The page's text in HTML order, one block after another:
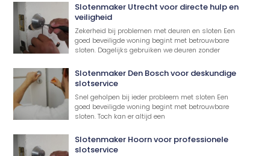
Slotenmaker Utrecht voor directe hulp en
veiligheid
Zekerheid bij problemen met deuren en sloten Een
goed beveiligde woning begint met betrouwbare
sloten. Dagelijks gebruiken we deuren zonder
Slotenmaker Den Bosch voor deskundige
slotservice
Snel geholpen bij ieder probleem met sloten Een
goed beveiligde woning begint met betrouwbare
sloten. Toch kan er altijd een
Slotenmaker Hoorn voor professionele
slotservice